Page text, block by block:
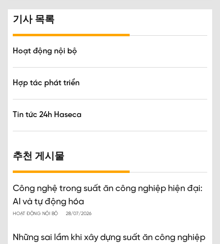
기사 목록
Hoạt động nội bộ
Hợp tác phát triển
Tin tức 24h Haseca
추천 게시물
Công nghệ trong suất ăn công nghiệp hiện đại:
AI và tự động hóa
HOẠT ĐỘNG NỘI BỘ 28/07/2026
Những sai lầm khi xây dựng suất ăn công nghiệp